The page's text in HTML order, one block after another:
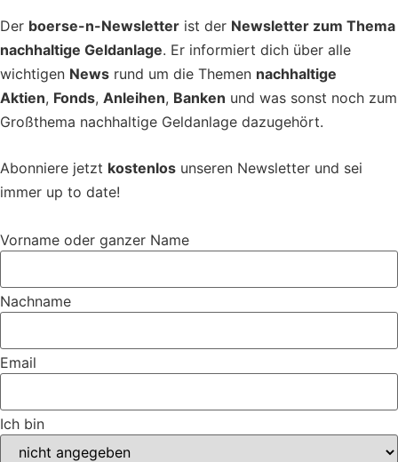
Der boerse-n-Newsletter ist der Newsletter zum Thema
nachhaltige Geldanlage. Er informiert dich über alle
wichtigen News rund um die Themen nachhaltige
Aktien, Fonds, Anleihen, Banken und was sonst noch zum
Großthema nachhaltige Geldanlage dazugehört.
Abonniere jetzt kostenlos unseren Newsletter und sei
immer up to date!
Vorname oder ganzer Name
Nachname
Email
Ich bin